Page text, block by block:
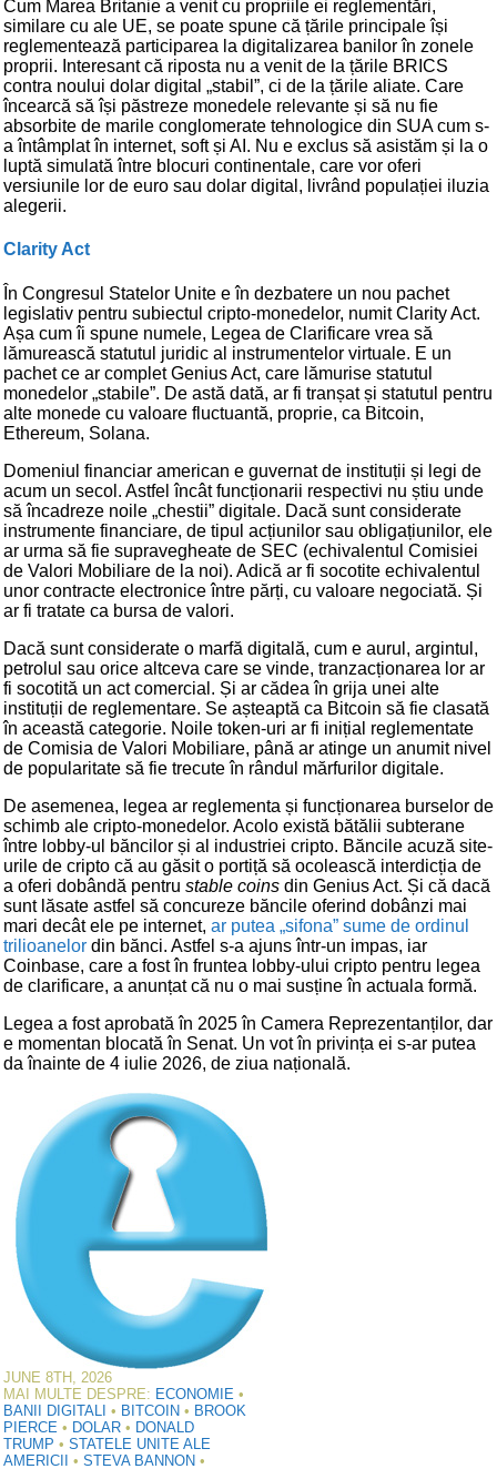
Cum Marea Britanie a venit cu propriile ei reglementări,
similare cu ale UE, se poate spune că țările principale își
reglementează participarea la digitalizarea banilor în zonele
proprii. Interesant că riposta nu a venit de la țările BRICS
contra noului dolar digital „stabil”, ci de la țările aliate. Care
încearcă să își păstreze monedele relevante și să nu fie
absorbite de marile conglomerate tehnologice din SUA cum s-
a întâmplat în internet, soft și AI. Nu e exclus să asistăm și la o
luptă simulată între blocuri continentale, care vor oferi
versiunile lor de euro sau dolar digital, livrând populației iluzia
alegerii.
Clarity Act
În Congresul Statelor Unite e în dezbatere un nou pachet
legislativ pentru subiectul cripto-monedelor, numit Clarity Act.
Așa cum îi spune numele, Legea de Clarificare vrea să
lămurească statutul juridic al instrumentelor virtuale. E un
pachet ce ar complet Genius Act, care lămurise statutul
monedelor „stabile”. De astă dată, ar fi tranșat și statutul pentru
alte monede cu valoare fluctuantă, proprie, ca Bitcoin,
Ethereum, Solana.
Domeniul financiar american e guvernat de instituții și legi de
acum un secol. Astfel încât funcționarii respectivi nu știu unde
să încadreze noile „chestii” digitale. Dacă sunt considerate
instrumente financiare, de tipul acțiunilor sau obligațiunilor, ele
ar urma să fie supravegheate de SEC (echivalentul Comisiei
de Valori Mobiliare de la noi). Adică ar fi socotite echivalentul
unor contracte electronice între părți, cu valoare negociată. Și
ar fi tratate ca bursa de valori.
Dacă sunt considerate o marfă digitală, cum e aurul, argintul,
petrolul sau orice altceva care se vinde, tranzacționarea lor ar
fi socotită un act comercial. Și ar cădea în grija unei alte
instituții de reglementare. Se așteaptă ca Bitcoin să fie clasată
în această categorie. Noile token-uri ar fi inițial reglementate
de Comisia de Valori Mobiliare, până ar atinge un anumit nivel
de popularitate să fie trecute în rândul mărfurilor digitale.
De asemenea, legea ar reglementa și funcționarea burselor de
schimb ale cripto-monedelor. Acolo există bătălii subterane
între lobby-ul băncilor și al industriei cripto. Băncile acuză site-
urile de cripto că au găsit o portiță să ocolească interdicția de
a oferi dobândă pentru stable coins din Genius Act. Și că dacă
sunt lăsate astfel să concureze băncile oferind dobânzi mai
mari decât ele pe internet, ar putea „sifona” sume de ordinul
trilioanelor din bănci. Astfel s-a ajuns într-un impas, iar
Coinbase, care a fost în fruntea lobby-ului cripto pentru legea
de clarificare, a anunțat că nu o mai susține în actuala formă.
Legea a fost aprobată în 2025 în Camera Reprezentanților, dar
e momentan blocată în Senat. Un vot în privința ei s-ar putea
da înainte de 4 iulie 2026, de ziua națională.
JUNE 8TH, 2026
MAI MULTE DESPRE: ECONOMIE •
BANII DIGITALI • BITCOIN • BROOK
PIERCE • DOLAR • DONALD
TRUMP • STATELE UNITE ALE
AMERICII • STEVA BANNON •